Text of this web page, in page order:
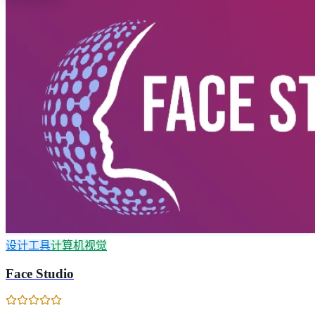
设计工具计算机视觉
Face Studio